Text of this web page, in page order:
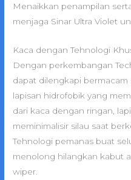
Menaikkan penampilan
menjaga Sinar Ultra Violet
Kaca dengan Tehnologi
Dengan perkembangan
dapat dilengkapi
lapisan hidrofobik yang
dari kaca dengan ringan,
meminimalisir silau saat
Tehnologi pemanas buat
menolong hilangkan kabut
wiper.